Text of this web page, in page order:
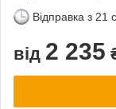
Відправка з 21
від 2 235